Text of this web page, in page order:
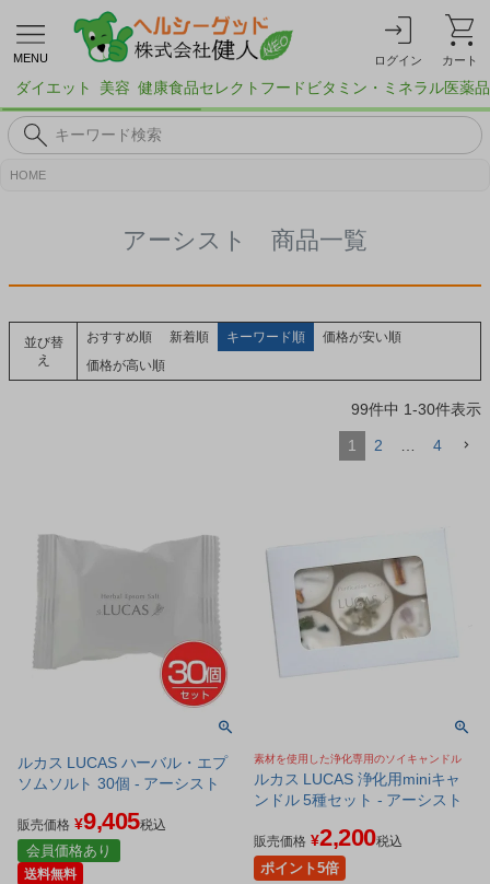
MENU ログイン カート
ダイエット 美容 健康食品セレクトフード ビタミン・ミネラル医薬品
HOME
アーシスト 商品一覧
並び替
え
おすすめ順 新着順 キーワード順
価格が安い順
価格が高い順
99件中 1-30件表示
1 2 4
ルカス LUCAS ハーバル・エプ
ソムソルト 30個 - アーシスト
販売価格 ¥9,405税込
会員価格あり
送料無料
素材を使用した浄化専用のソイキャンドル
ルカス LUCAS 浄化用miniキャ
ンドル 5種セット - アーシスト
販売価格 ¥2,200税込
ポイント5倍